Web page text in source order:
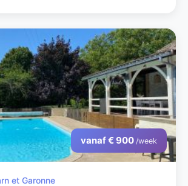
vanaf € 900 /week
et Garonne